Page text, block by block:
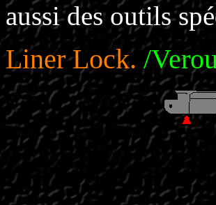
aussi des outils
Liner Lock. /